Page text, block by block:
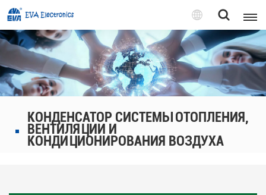
Pусский
English
Pусский
КОНДЕНСАТОР СИСТЕМЫ ОТОПЛЕНИЯ,
ВЕНТИЛЯЦИИ И
КОНДИЦИОНИРОВАНИЯ ВОЗДУХА